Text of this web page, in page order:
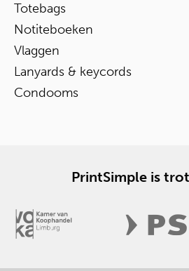
Totebags
Notiteboeken
Vlaggen
Lanyards & keycords
Condooms
PrintSimple is